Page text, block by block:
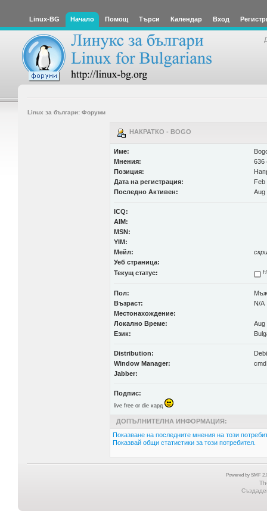
Linux-BG Начало Помощ Търси Календар Вход
Linux за българи: Форуми
НАКРАТКО - BOGO
Име:
Мнения:
636
Позиция:
Дата на регистрация:
Feb
Последно Активен:
Aug
ICQ:
AIM:
MSN:
YIM:
Мейл:
Уеб страница:
Текущ статус:
Пол:
Мъж
Възраст:
N/A
Местонахождение:
Локално Време:
Aug
Език:
Distribution:
Window Manager:
cmd
Jabber:
Подпис:
live free or die хард
ДОПЪЛНИТЕЛНА ИНФОРМАЦИЯ:
Показване на последните мнения на този
Показвай общи статистики за този потребител.
Powered by SMF